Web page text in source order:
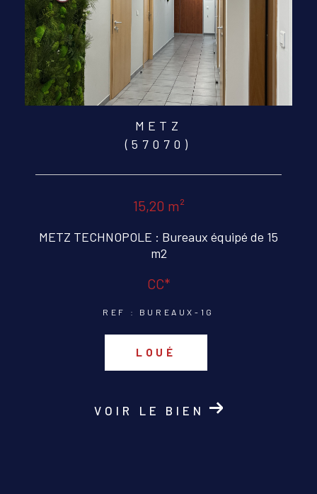
METZ
(57070)
15,20 m²
METZ TECHNOPOLE : Bureaux équipé de 15
m2
CC*
REF : BUREAUX-1G
LOUÉ
VOIR LE BIEN